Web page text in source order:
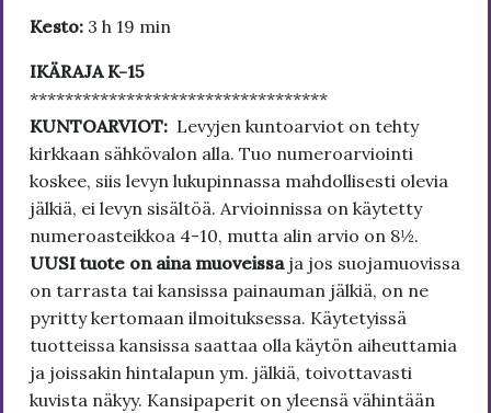
Kesto: 3 h 19 min
IKÄRAJA K-15
**********************************
KUNTOARVIOT: Levyjen kuntoarviot on tehty
kirkkaan sähkövalon alla. Tuo numeroarviointi
koskee, siis levyn lukupinnassa mahdollisesti olevia
jälkiä, ei levyn sisältöä. Arvioinnissa on käytetty
numeroasteikkoa 4-10, mutta alin arvio on 8½.
UUSI tuote on aina muoveissa ja jos suojamuovissa
on tarrasta tai kansissa painauman jälkiä, on ne
pyritty kertomaan ilmoituksessa. Käytetyissä
tuotteissa kansissa saattaa olla käytön aiheuttamia
ja joissakin hintalapun ym. jälkiä, toivottavasti
kuvista näkyy. Kansipaperit on yleensä vähintään